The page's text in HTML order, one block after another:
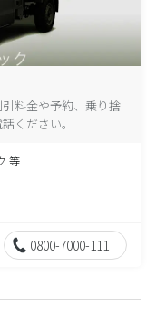
料金や予約、乗り捨
ください。
等
0800-7000-111